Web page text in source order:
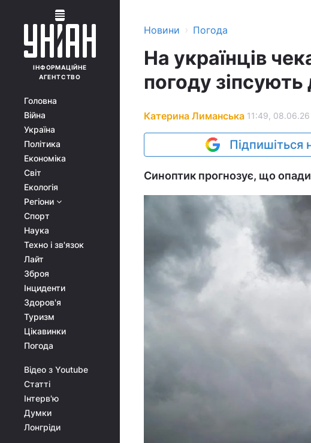
ІНФОРМАЦІЙНЕ
АГЕНТСТВО
Головна
Війна
Україна
Політика
Економіка
Світ
Екологія
Регіони
Спорт
Наука
Техно і зв'язок
Лайт
Зброя
Інциденти
Здоров'я
Туризм
Цікавинки
Погода
Відео з Youtube
Статті
Інтерв'ю
Думки
Лонгріди
Новини › Погода
На українців
погоду зіпсують
Катерина Лиманська 11:49, 08.06.26
Підпишіться
Синоптик прогнозує, що